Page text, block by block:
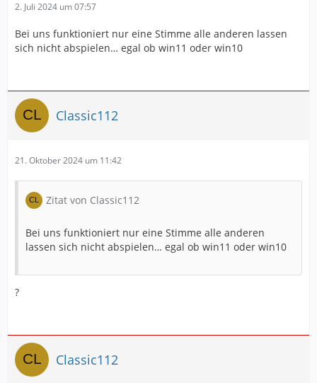
2. Juli 2024 um 07:57
Bei uns funktioniert nur eine Stimme alle anderen lassen
sich nicht abspielen… egal ob win11 oder win10
Classic112
21. Oktober 2024 um 11:42
Zitat von Classic112
Bei uns funktioniert nur eine Stimme alle anderen
lassen sich nicht abspielen… egal ob win11 oder win10
?
Classic112